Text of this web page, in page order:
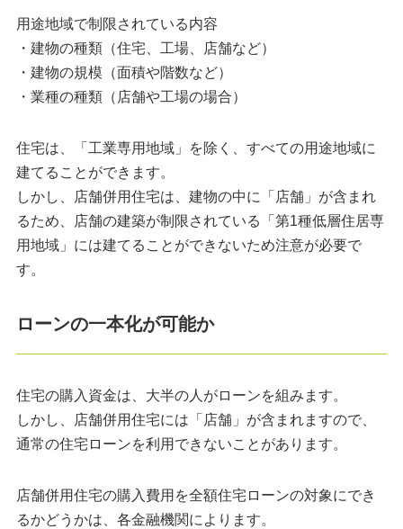
用途地域で制限されている内容
・建物の種類（住宅、工場、店舗など）
・建物の規模（面積や階数など）
・業種の種類（店舗や工場の場合）
住宅は、「工業専用地域」を除く、すべての用途地域に
建てることができます。
しかし、店舗併用住宅は、建物の中に「店舗」が含まれ
るため、店舗の建築が制限されている「第1種低層住居専
用地域」には建てることができないため注意が必要で
す。
ローンの一本化が可能か
住宅の購入資金は、大半の人がローンを組みます。
しかし、店舗併用住宅には「店舗」が含まれますので、
通常の住宅ローンを利用できないことがあります。
店舗併用住宅の購入費用を全額住宅ローンの対象にでき
るかどうかは、各金融機関によります。